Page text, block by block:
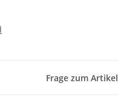
Frage zum Artikel